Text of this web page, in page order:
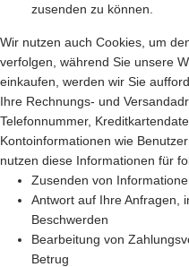
zusenden zu können.
Wir nutzen auch Cookies, um
verfolgen, während Sie unsere
einkaufen, werden wir Sie
Ihre Rechnungs- und
Telefonnummer,
Kontoinformationen wie
nutzen diese Informationen für
Zusenden von
Antwort auf Ihre Anfragen,
Beschwerden
Bearbeitung von
Betrug